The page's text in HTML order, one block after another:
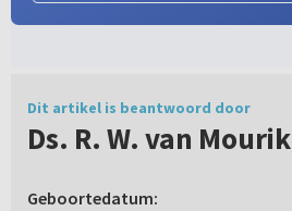
Dit artikel is beantwoord door
Ds. R. W. van Mourik
Geboortedatum: